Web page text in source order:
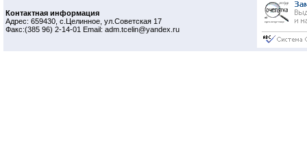
Контактная информация
Адрес: 659430, с.Целинное, ул.Советская 17
Факс:(385 96) 2-14-01 Email: adm.tcelin@yandex.ru